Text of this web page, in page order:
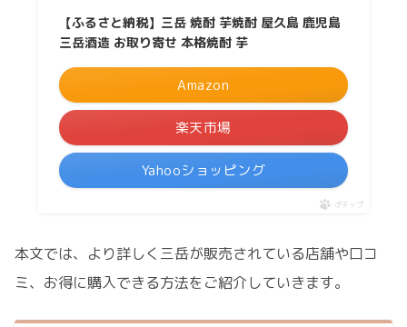
【ふるさと納税】三岳 焼酎 芋焼酎 屋久島 鹿児島
三岳酒造 お取り寄せ 本格焼酎 芋
Amazon
楽天市場
Yahooショッピング
ポチップ
本文では、より詳しく三岳が販売されている店舗や口コ
ミ、お得に購入できる方法をご紹介していきます。